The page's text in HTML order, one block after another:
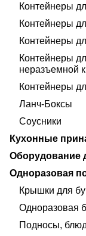
Контейнеры
Контейнеры
Контейнеры
Контейнеры
неразъемной
Контейнеры
Ланч-Боксы
Соусники
Кухонные
Оборудование
Одноразовая
Крышки для
Одноразовая
Подносы,